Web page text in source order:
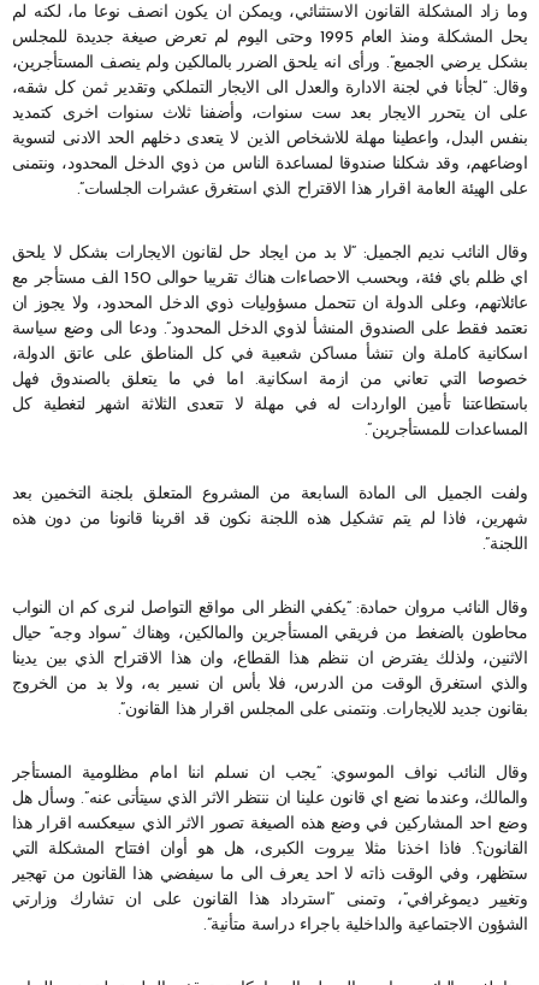
وما زاد المشكلة القانون الاستثنائي، ويمكن ان يكون انصف نوعا ما، لكنه لم
يحل المشكلة ومنذ العام 1995 وحتى اليوم لم تعرض صيغة جديدة للمجلس
بشكل يرضي الجميع”. ورأى انه يلحق الضرر بالمالكين ولم ينصف المستأجرين،
وقال: “لجأنا في لجنة الادارة والعدل الى الايجار التملكي وتقدير ثمن كل شقه،
على ان يتحرر الايجار بعد ست سنوات، وأضفنا ثلاث سنوات اخرى كتمديد
بنفس البدل، واعطينا مهلة للاشخاص الذين لا يتعدى دخلهم الحد الادنى لتسوية
اوضاعهم، وقد شكلنا صندوقا لمساعدة الناس من ذوي الدخل المحدود، ونتمنى
على الهيئة العامة اقرار هذا الاقتراح الذي استغرق عشرات الجلسات”.
وقال النائب نديم الجميل: “لا بد من ايجاد حل لقانون الايجارات بشكل لا يلحق
اي ظلم باي فئة، وبحسب الاحصاءات هناك تقريبا حوالى 150 الف مستأجر مع
عائلاتهم، وعلى الدولة ان تتحمل مسؤوليات ذوي الدخل المحدود، ولا يجوز ان
تعتمد فقط على الصندوق المنشأ لذوي الدخل المحدود”. ودعا الى وضع سياسة
اسكانية كاملة وان تنشأ مساكن شعبية في كل المناطق على عاتق الدولة،
خصوصا التي تعاني من ازمة اسكانية. اما في ما يتعلق بالصندوق فهل
باستطاعتنا تأمين الواردات له في مهلة لا تتعدى الثلاثة اشهر لتغطية كل
المساعدات للمستأجرين”.
ولفت الجميل الى المادة السابعة من المشروع المتعلق بلجنة التخمين بعد
شهرين، فاذا لم يتم تشكيل هذه اللجنة نكون قد اقرينا قانونا من دون هذه
اللجنة”.
وقال النائب مروان حمادة: “يكفي النظر الى مواقع التواصل لنرى كم ان النواب
محاطون بالضغط من فريقي المستأجرين والمالكين، وهناك “سواد وجه” حيال
الاثنين، ولذلك يفترض ان ننظم هذا القطاع، وان هذا الاقتراح الذي بين يدينا
والذي استغرق الوقت من الدرس، فلا بأس ان نسير به، ولا بد من الخروج
بقانون جديد للايجارات. ونتمنى على المجلس اقرار هذا القانون”.
وقال النائب نواف الموسوي: “يجب ان نسلم اننا امام مظلومية المستأجر
والمالك، وعندما نضع اي قانون علينا ان ننتظر الاثر الذي سيتأتى عنه”. وسأل هل
وضع احد المشاركين في وضع هذه الصيغة تصور الاثر الذي سيعكسه اقرار هذا
القانون؟. فاذا اخذنا مثلا بيروت الكبرى، هل هو أوان افتتاح المشكلة التي
ستظهر، وفي الوقت ذاته لا احد يعرف الى ما سيفضي هذا القانون من تهجير
وتغيير ديموغرافي”، وتمنى “استرداد هذا القانون على ان تشارك وزارتي
الشؤون الاجتماعية والداخلية باجراء دراسة متأنية”.